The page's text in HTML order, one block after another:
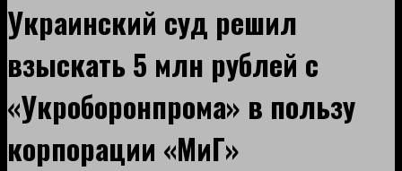
Украинский суд решил
взыскать 5 млн рублей с
«Укроборонпрома» в пользу
корпорации «МиГ»